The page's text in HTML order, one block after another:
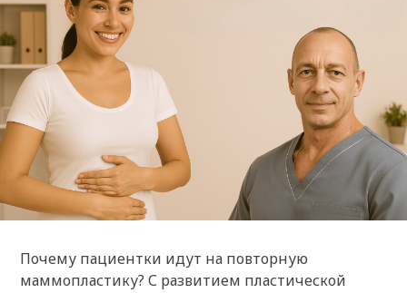
Почему пациентки идут на повторную
маммопластику? С развитием пластической